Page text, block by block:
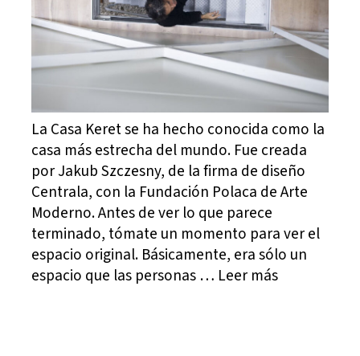
La Casa Keret se ha hecho conocida como la
casa más estrecha del mundo. Fue creada
por Jakub Szczesny, de la firma de diseño
Centrala, con la Fundación Polaca de Arte
Moderno. Antes de ver lo que parece
terminado, tómate un momento para ver el
espacio original. Básicamente, era sólo un
espacio que las personas … Leer más